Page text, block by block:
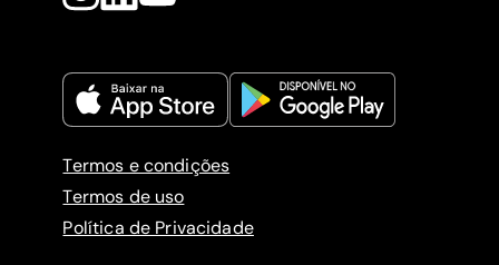
Termos e condições
Termos de uso
Política de Privacidade